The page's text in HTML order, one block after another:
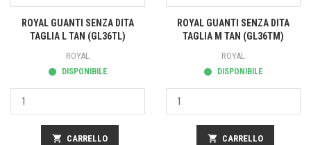
ROYAL GUANTI SENZA DITA
TAGLIA L TAN (GL36TL)
ROYAL
DISPONIBILE
shopping_cart CARRELLO
ROYAL GUANTI SENZA DITA
TAGLIA M TAN (GL36TM)
ROYAL
DISPONIBILE
shopping_cart CARRELLO